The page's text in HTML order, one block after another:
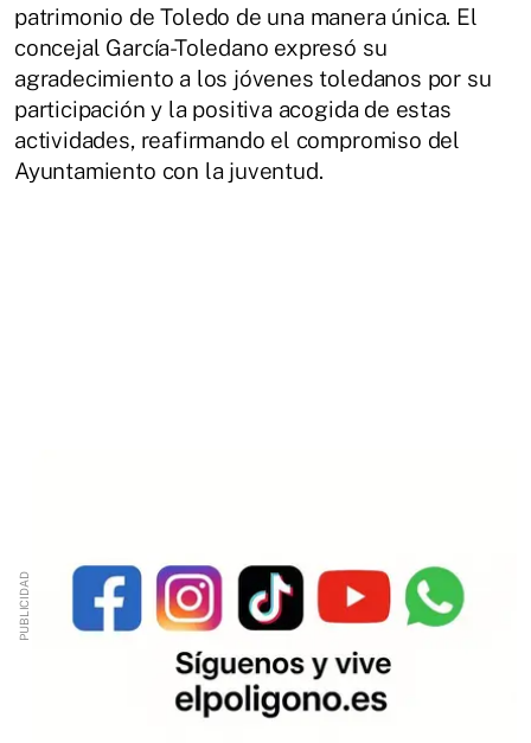
patrimonio de Toledo de una manera única. El
concejal García-Toledano expresó su
agradecimiento a los jóvenes toledanos por su
participación y la positiva acogida de estas
actividades, reafirmando el compromiso del
Ayuntamiento con la juventud.